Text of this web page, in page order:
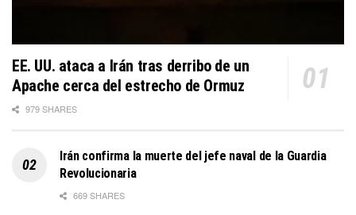
EE. UU. ataca a Irán tras derribo de un
Apache cerca del estrecho de Ormuz
979 SHARES
Irán confirma la muerte del jefe naval de la Guardia
Revolucionaria
669 SHARES